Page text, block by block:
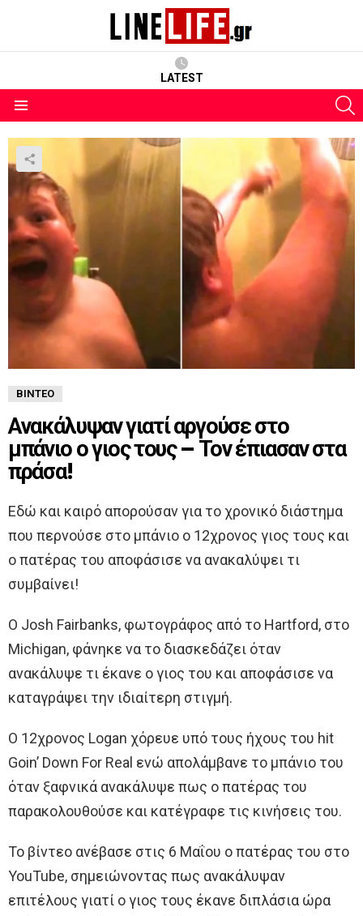
LATEST
ΒΊΝΤΕΟ
Ανακάλυψαν γιατί αργούσε στο
μπάνιο ο γιος τους – Τον έπιασαν στα
πράσα!
Εδώ και καιρό απορούσαν για το χρονικό διάστημα
που περνούσε στο μπάνιο ο 12χρονος γιος τους και
ο πατέρας του αποφάσισε να ανακαλύψει τι
συμβαίνει!
Ο Josh Fairbanks, φωτογράφος από το Hartford, στο
Michigan, φάνηκε να το διασκεδάζει όταν
ανακάλυψε τι έκανε ο γιος του και αποφάσισε να
καταγράψει την ιδιαίτερη στιγμή.
Ο 12χρονος Logan χόρευε υπό τους ήχους του hit
Goin’ Down For Real ενώ απολάμβανε το μπάνιο του
όταν ξαφνικά ανακάλυψε πως ο πατέρας του
παρακολουθούσε και κατέγραφε τις κινήσεις του.
Το βίντεο ανέβασε στις 6 Μαΐου ο πατέρας του στο
YouTube, σημειώνοντας πως ανακάλυψαν
επιτέλους γιατί ο γιος τους έκανε διπλάσια ώρα